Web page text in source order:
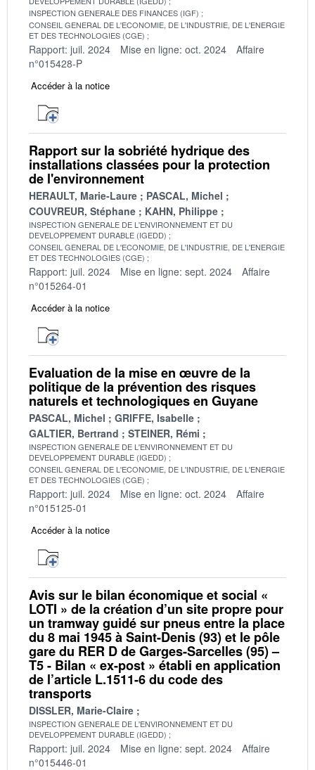
INSPECTION GENERALE DES FINANCES (IGF)
CONSEIL GENERAL DE L'ECONOMIE, DE L'INDUSTRIE, DE L'ENERGIE
ET DES TECHNOLOGIES (CGE)
Rapport: juil. 2024 Mise en ligne: oct. 2024
Affaire
n°015428-P
Accéder à la notice
Rapport sur la sobriété hydrique des
installations classées pour la protection
de l'environnement
HERAULT, Marie-Laure
PASCAL, Michel
COUVREUR, Stéphane
KAHN, Philippe
INSPECTION GENERALE DE L'ENVIRONNEMENT ET DU
DEVELOPPEMENT DURABLE (IGEDD)
CONSEIL GENERAL DE L'ECONOMIE, DE L'INDUSTRIE, DE L'ENERGIE
ET DES TECHNOLOGIES (CGE)
Rapport: juil. 2024 Mise en ligne: sept. 2024
Affaire
n°015264-01
Accéder à la notice
Evaluation de la mise en œuvre de la
politique de la prévention des risques
naturels et technologiques en Guyane
PASCAL, Michel
GRIFFE, Isabelle
GALTIER, Bertrand
STEINER, Rémi
INSPECTION GENERALE DE L'ENVIRONNEMENT ET DU
DEVELOPPEMENT DURABLE (IGEDD)
CONSEIL GENERAL DE L'ECONOMIE, DE L'INDUSTRIE, DE L'ENERGIE
ET DES TECHNOLOGIES (CGE)
Rapport: juil. 2024 Mise en ligne: oct. 2024
Affaire
n°015125-01
Accéder à la notice
Avis sur le bilan économique et social «
LOTI » de la création d’un site propre pour
un tramway guidé sur pneus entre la place
du 8 mai 1945 à Saint-Denis (93) et le pôle
gare du RER D de Garges-Sarcelles (95) –
T5 - Bilan « ex-post » établi en application
de l’article L.1511-6 du code des
transports
DISSLER, Marie-Claire
INSPECTION GENERALE DE L'ENVIRONNEMENT ET DU
DEVELOPPEMENT DURABLE (IGEDD)
Rapport: juil. 2024 Mise en ligne: sept. 2024
Affaire
n°015446-01